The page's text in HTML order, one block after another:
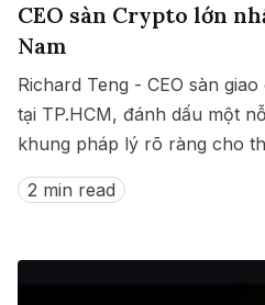
CEO sàn Crypto lớn
Nam
Richard Teng - CEO sàn
tại TP.HCM, đánh dấu một
khung pháp lý rõ ràng cho
Nam.
2 min read